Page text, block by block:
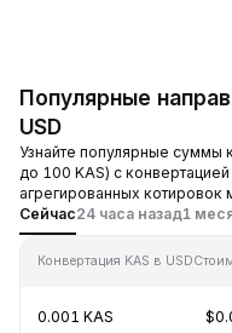
Популярные
USD
Узнайте популярные суммы
до 100 KAS) с
агрегированных котировок
Сейчас24 часа назад1
Конвертация KAS в USD
0.001 KAS